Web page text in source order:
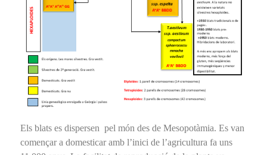
Els blats es dispersen pel món des de Mesopotàmia. Es van
començar a domesticar amb l’inici de l’agricultura fa uns